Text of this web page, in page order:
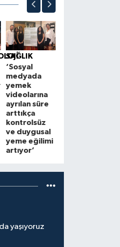
SAĞLIK
‘Sosyal
medyada
yemek
videolarına
ayrılan süre
arttıkça
kontrolsüz
ve duygusal
yeme eğilimi
artıyor’
yaşıyoruz